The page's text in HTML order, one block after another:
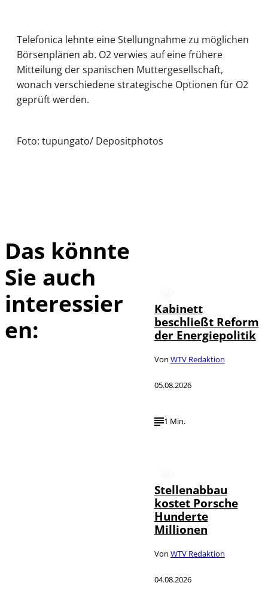
Telefonica lehnte eine Stellungnahme zu möglichen
Börsenplänen ab. O2 verwies auf eine frühere
Mitteilung der spanischen Muttergesellschaft,
wonach verschiedene strategische Optionen für O2
geprüft werden.
Foto: tupungato/ Depositphotos
Das könnte
Sie auch
interessier
en:
Kabinett
beschließt Reform
der Energiepolitik
Von WTV Redaktion
05.08.2026
1 Min.
Stellenabbau
kostet Porsche
Hunderte
Millionen
Von WTV Redaktion
04.08.2026